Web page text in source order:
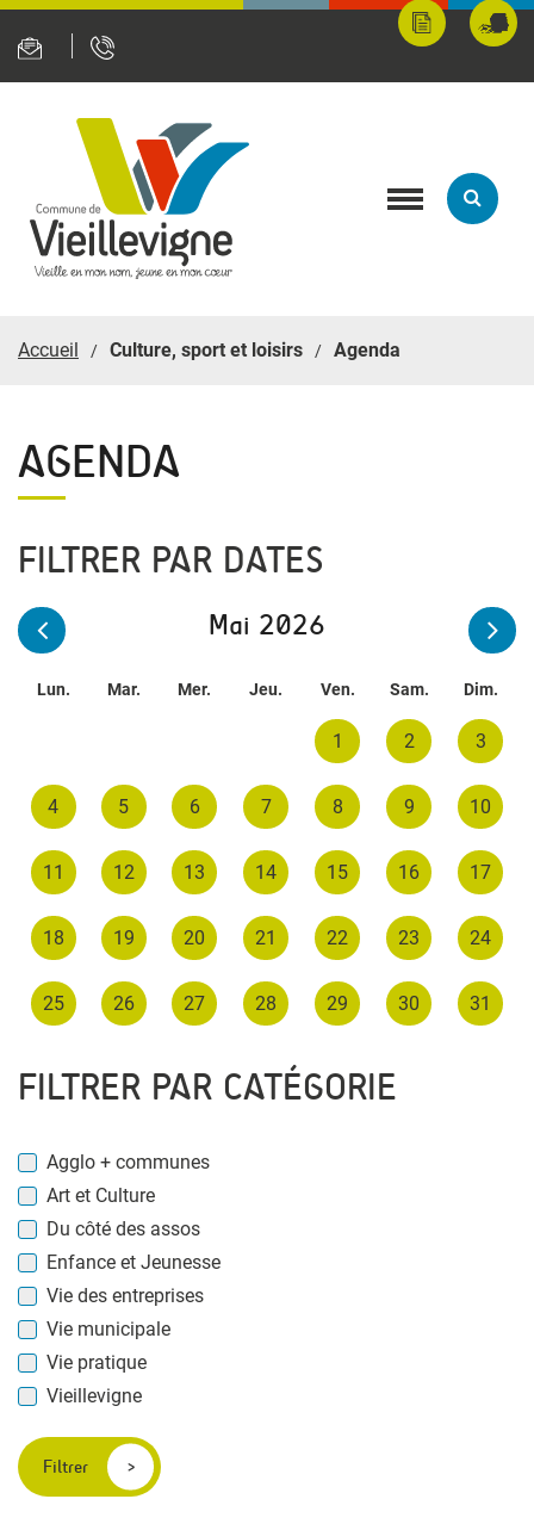
Mes
démarches
Toggle
Accueil Culture, sport et loisirs Agenda
AGENDA
FILTRER PAR DATES
Mai 2026
Lun. Mar. Mer. Jeu. Ven. Sam. Dim.
1 2 3
4 5 6 7 8 9 10
11 12 13 14 15 16 17
18 19 20 21 22 23 24
25 26 27 28 29 30 31
FILTRER PAR CATÉGORIE
Agglo + communes
Art et Culture
Du côté des assos
Enfance et Jeunesse
Vie des entreprises
Vie municipale
Vie pratique
Vieillevigne
Filtrer
Panneau de gestion des cookies